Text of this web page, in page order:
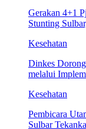
Gerakan 4+1
Stunting
Kesehatan
Dinkes
melalui
Kesehatan
Pembicara
Sulbar